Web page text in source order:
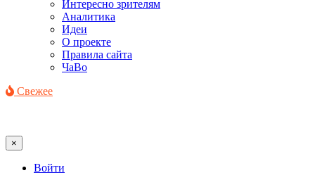
Интересно зрителям
Аналитика
Идеи
О проекте
Правила сайта
ЧаВо
Свежее
×
Войти